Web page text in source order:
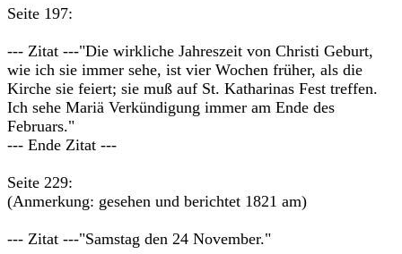
Seite 197:
--- Zitat ---"Die wirkliche Jahreszeit von Christi Geburt,
wie ich sie immer sehe, ist vier Wochen früher, als die
Kirche sie feiert; sie muß auf St. Katharinas Fest treffen.
Ich sehe Mariä Verkündigung immer am Ende des
Februars."
--- Ende Zitat ---
Seite 229:
(Anmerkung: gesehen und berichtet 1821 am)
--- Zitat ---"Samstag den 24 November."